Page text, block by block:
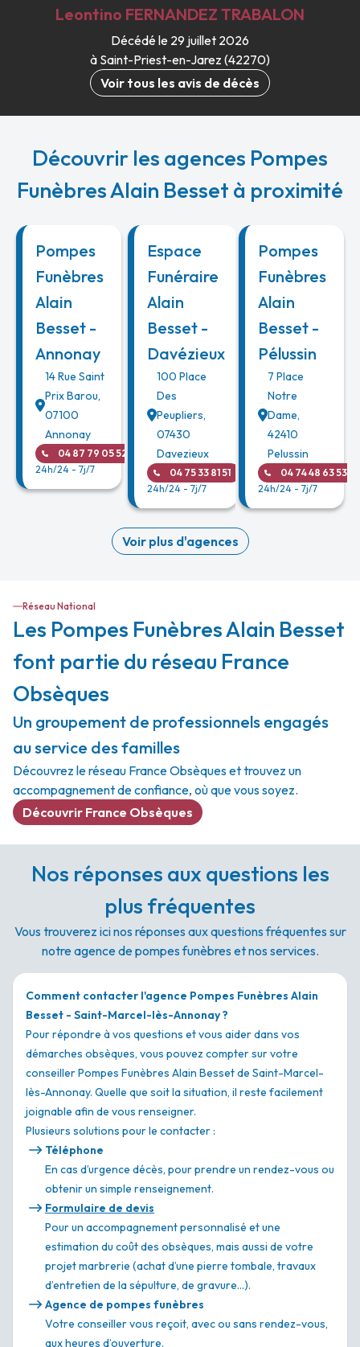
Leontino FERNANDEZ TRABALON
Décédé le 29 juillet 2026
à Saint-Priest-en-Jarez (42270)
Voir tous les avis de décès
Découvrir les agences Pompes
Funèbres Alain Besset à proximité
Pompes
Funèbres
Alain
Besset -
Annonay
14 Rue Saint
Prix Barou,
07100
Annonay
04 87 79 05 52
24h/24 - 7j/7
Espace
Funéraire
Alain
Besset -
Davézieux
100 Place
Des
Peupliers,
07430
Davezieux
04 75 33 81 51
24h/24 - 7j/7
Pompes
Funèbres
Alain
Besset -
Pélussin
7 Place
Notre
Dame,
42410
Pelussin
04 74 48 63 53
24h/24 - 7j/7
Voir plus d'agences
Réseau National
Les Pompes Funèbres Alain Besset
font partie du réseau France
Obsèques
Un groupement de professionnels engagés
au service des familles
Découvrez le réseau France Obsèques et trouvez un
accompagnement de confiance, où que vous soyez.
Découvrir France Obsèques
Nos réponses aux questions les
plus fréquentes
Vous trouverez ici nos réponses aux questions fréquentes sur
notre agence de pompes funèbres et nos services.
Comment contacter l'agence Pompes Funèbres Alain
Besset - Saint-Marcel-lès-Annonay ?
Pour répondre à vos questions et vous aider dans vos
démarches obsèques, vous pouvez compter sur votre
conseiller Pompes Funèbres Alain Besset de Saint-Marcel-
lès-Annonay. Quelle que soit la situation, il reste facilement
joignable afin de vous renseigner.
Plusieurs solutions pour le contacter :
Téléphone
En cas d’urgence décès, pour prendre un rendez-vous ou
obtenir un simple renseignement.
Formulaire de devis
Pour un accompagnement personnalisé et une
estimation du coût des obsèques, mais aussi de votre
projet marbrerie (achat d’une pierre tombale, travaux
d’entretien de la sépulture, de gravure…).
Agence de pompes funèbres
Votre conseiller vous reçoit, avec ou sans rendez-vous,
aux heures d’ouverture.